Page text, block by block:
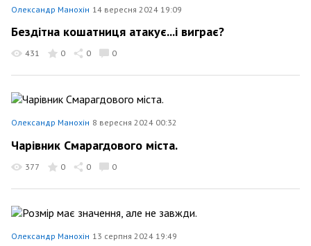
Олександр Манохін 14 вересня 2024 19:09
Бездітна кошатниця атакує...і виграє?
431 0 0 0
Олександр Манохін 8 вересня 2024 00:32
Чарівник Смарагдового міста.
377 0 0 0
Олександр Манохін 13 серпня 2024 19:49